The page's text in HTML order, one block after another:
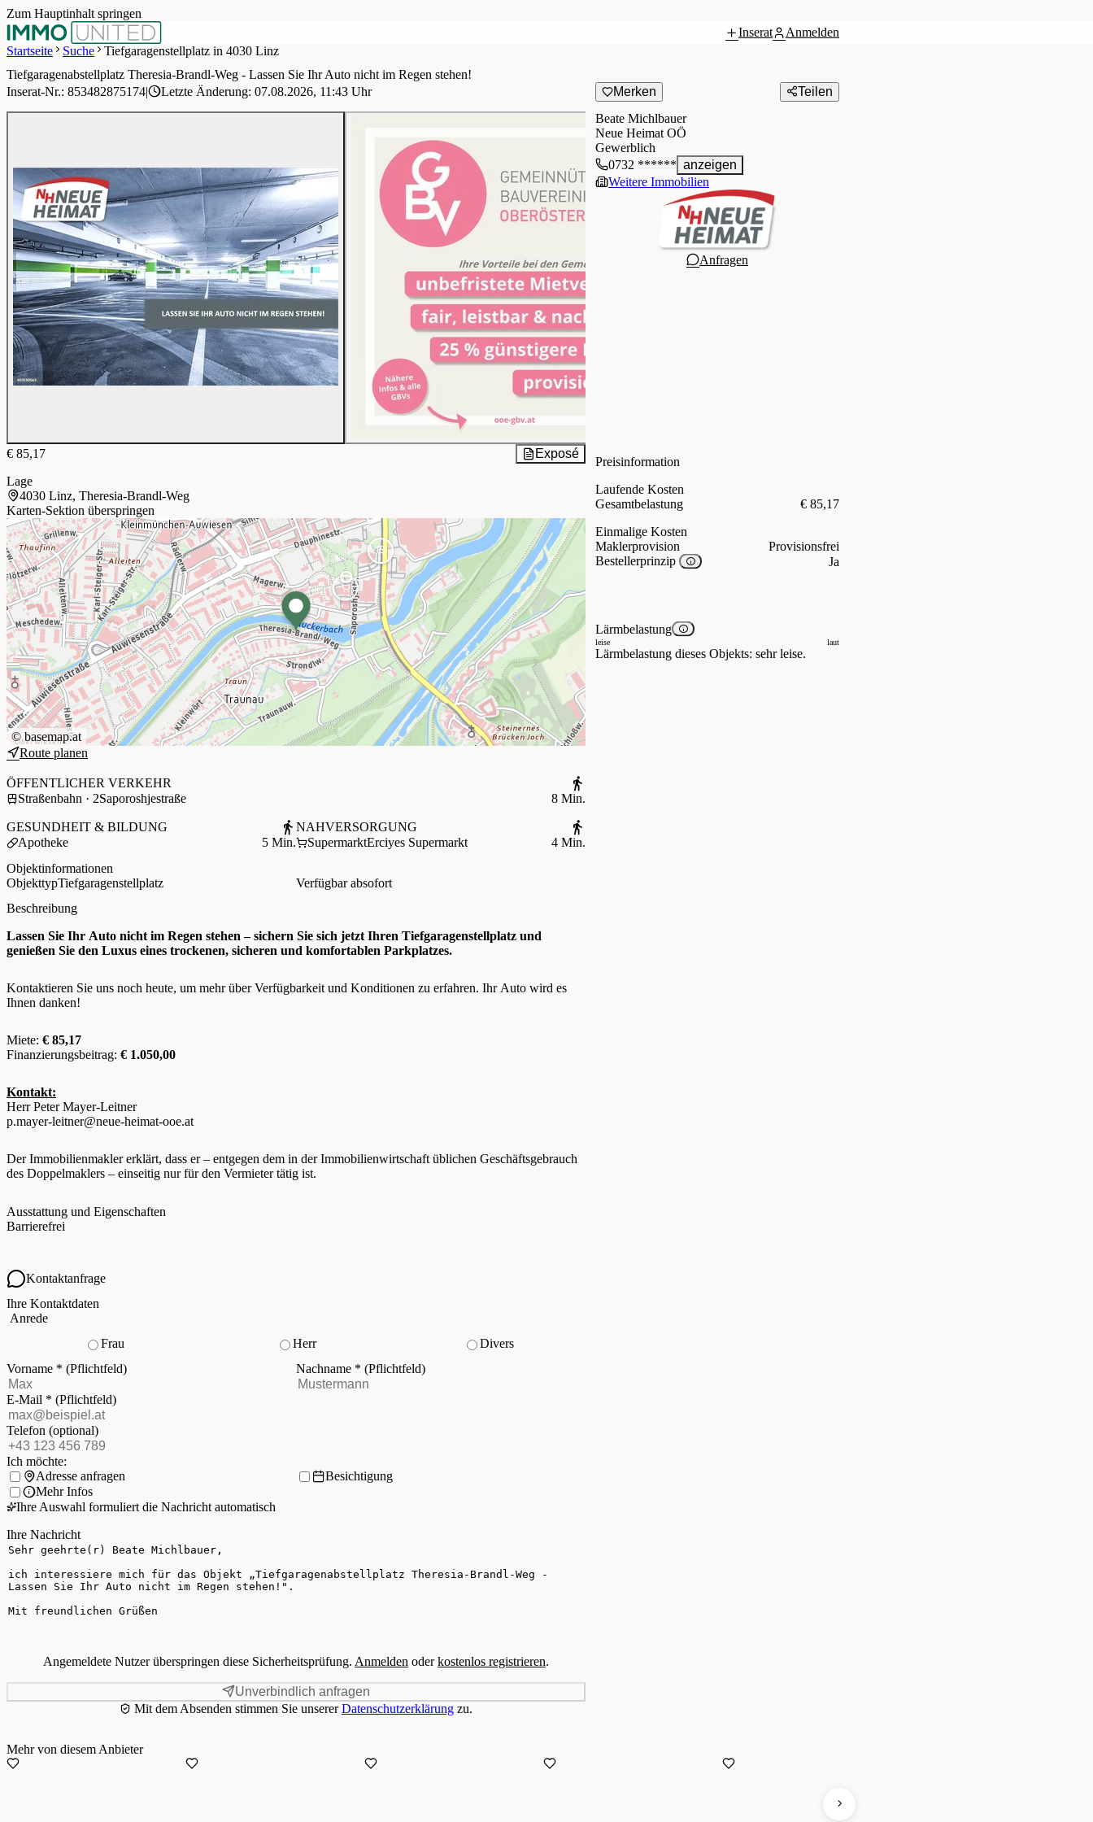
Zum Hauptinhalt springen
Inserat
Anmelden
Startseite
Suche Tiefgaragenstellplatz in 4030 Linz
1 / 2
Tiefgaragenabstellplatz Theresia-Brandl-Weg - Lassen Sie Ihr Auto nicht im Regen stehen!
Inserat-Nr.: 853482875174| Letzte Änderung: 07.08.2026, 11:43 Uhr Merken Teilen
€ 85,17 Exposé
Lage
4030 Linz, Theresia-Brandl-Weg
Karten-Sektion überspringen
+
−
©basemap.at
Route planen
ÖFFENTLICHER VERKEHR
Straßenbahn · 2Saporoshjestraße 8 Min.
GESUNDHEIT & BILDUNG
Apotheke
5 Min.
NAHVERSORGUNG
SupermarktErciyes Supermarkt
4 Min.
Objektinformationen
ObjekttypTiefgaragenstellplatz Verfügbar absofort
Beschreibung
Lassen Sie Ihr Auto nicht im Regen stehen – sichern Sie sich jetzt Ihren Tiefgaragenstellplatz und
genießen Sie den Luxus eines trockenen, sicheren und komfortablen Parkplatzes.
Kontaktieren Sie uns noch heute, um mehr über Verfügbarkeit und Konditionen zu erfahren. Ihr Auto wird es
Ihnen danken!
Miete: € 85,17
Finanzierungsbeitrag: € 1.050,00
Kontakt:
Herr Peter Mayer-Leitner
p.mayer-leitner@neue-heimat-ooe.at
Der Immobilienmakler erklärt, dass er – entgegen dem in der Immobilienwirtschaft üblichen Geschäftsgebrauch
des Doppelmaklers – einseitig nur für den Vermieter tätig ist.
Ausstattung und Eigenschaften
Barrierefrei
Lärmbelastung
leise laut
Lärmbelastung dieses Objekts: sehr leise.
Preisinformation
Laufende Kosten
Gesamtbelastung
€ 85,17
Einmalige Kosten
Maklerprovision
Provisionsfrei
Bestellerprinzip
Ja
Beate Michlbauer
Neue Heimat OÖ
Gewerblich
0732 ****** anzeigen
Weitere Immobilien
Anfragen
Kontaktanfrage
Ihre Kontaktdaten
Anrede
Frau
Herr
Divers
Vorname * (Pflichtfeld) Nachname * (Pflichtfeld)
E-Mail * (Pflichtfeld)
Telefon (optional)
Ich möchte:
Adresse anfragen
Besichtigung
Mehr Infos
Ihre Auswahl formuliert die Nachricht automatisch
Ihre Nachricht
Angemeldete Nutzer überspringen diese Sicherheitsprüfung. Anmelden oderkostenlos registrieren.
Unverbindlich anfragen
Mit dem Absenden stimmen Sie unsererDatenschutzerklärung zu.
Mehr von diesem Anbieter